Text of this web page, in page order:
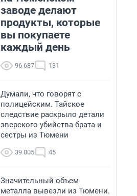
заводе делают
продукты, которые
вы покупаете
каждый день
96 687 131
Думали, что говорят с
полицейским. Тайское
следствие раскрыло детали
зверского убийства брата и
сестры из Тюмени
39 005 45
Значительный объем
металла вывезли из Тюмени.